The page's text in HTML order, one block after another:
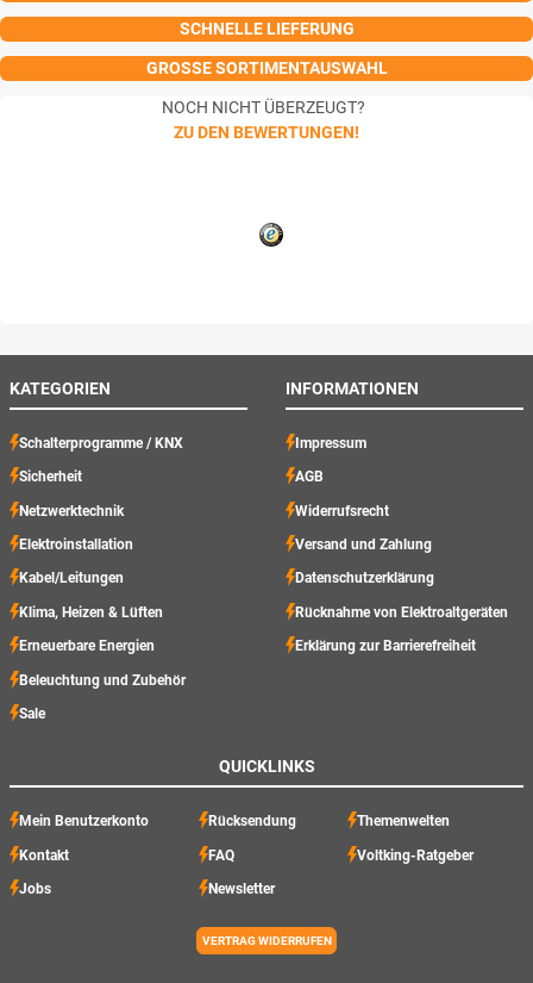
SCHNELLE LIEFERUNG
GROSSE SORTIMENTAUSWAHL
NOCH NICHT ÜBERZEUGT?
ZU DEN BEWERTUNGEN!
KATEGORIEN
Schalterprogramme / KNX
Sicherheit
Netzwerktechnik
Elektroinstallation
Kabel/Leitungen
Klima, Heizen & Lüften
Erneuerbare Energien
Beleuchtung und Zubehör
Sale
INFORMATIONEN
Impressum
AGB
Widerrufsrecht
Versand und Zahlung
Datenschutzerklärung
Rücknahme von Elektroaltgeräten
Erklärung zur Barrierefreiheit
QUICKLINKS
Mein Benutzerkonto Rücksendung Themenwelten
Kontakt FAQ Voltking-Ratgeber
Jobs Newsletter
VERTRAG WIDERRUFEN